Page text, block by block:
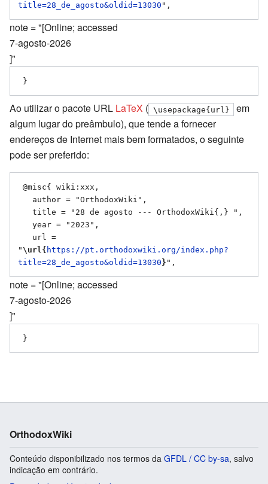
title=28_de_agosto&oldid=13030
note = "[Online; accessed
7-agosto-2026
]"
Ao utilizar o pacote URL LaTeX ( \usepackage{url}
em
algum lugar do preâmbulo), que tende a fornecer
endereços de Internet mais bem formatados, o seguinte
pode ser preferido:
" \url{ https://pt.orthodoxwiki.org/index.php?
title=28_de_agosto&oldid=13030 }
note = "[Online; accessed
7-agosto-2026
]"
OrthodoxWiki
Conteúdo disponibilizado nos termos da GFDL / CC by-sa, salvo
indicação em contrário.